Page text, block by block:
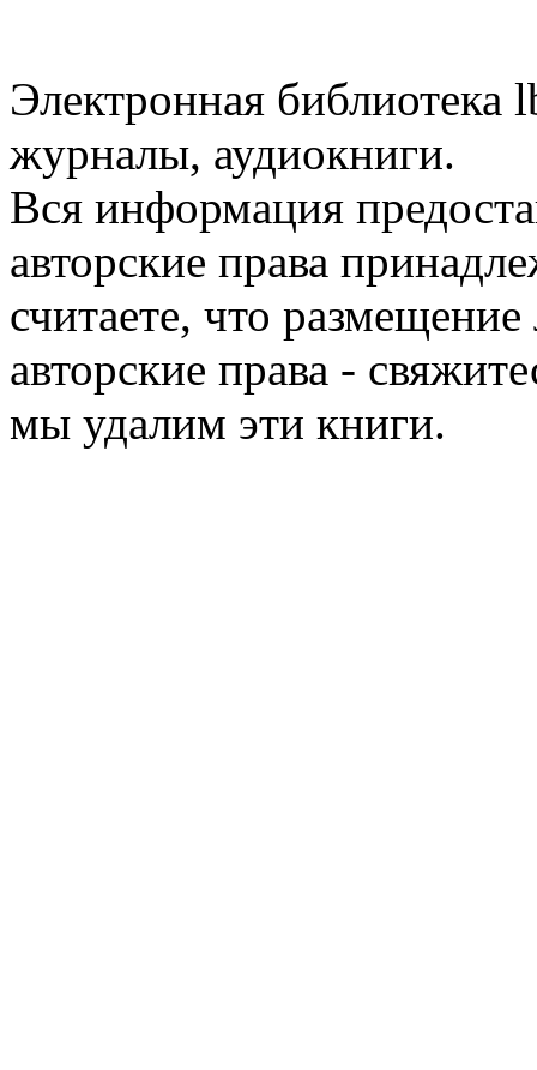
Электронная библиотека
журналы, аудиокниги.
Вся информация
авторские права
считаете, что
авторские права -
мы удалим эти книги.